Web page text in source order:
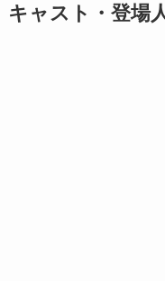
キャスト・登場